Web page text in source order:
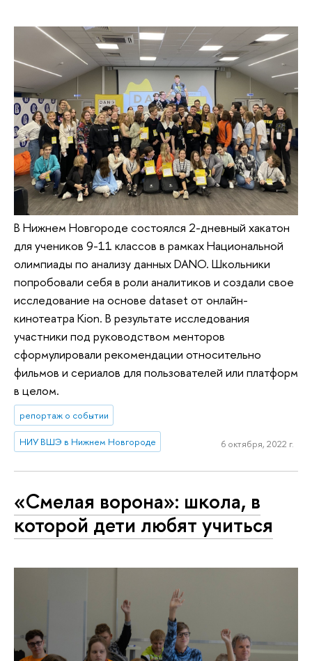
В Нижнем Новгороде состоялся 2-дневный хакатон
для учеников 9-11 классов в рамках Национальной
олимпиады по анализу данных DANO. Школьники
попробовали себя в роли аналитиков и создали свое
исследование на основе dataset от онлайн-
кинотеатра Kion. В результате исследования
участники под руководством менторов
сформулировали рекомендации относительно
фильмов и сериалов для пользователей или платформ
в целом.
репортаж о событии
НИУ ВШЭ в Нижнем Новгороде 6 октября, 2022 г.
«Смелая ворона»: школа, в
которой дети любят учиться